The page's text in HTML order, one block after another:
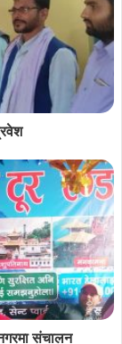
संचालन